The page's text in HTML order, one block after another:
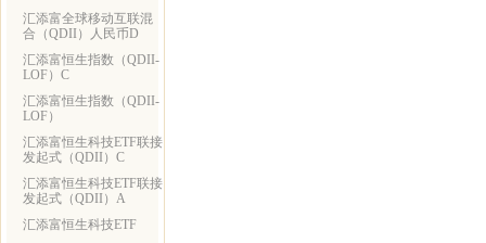
汇添富全球移动互联混
合（QDII）人民币D
汇添富恒生指数（QDII-
LOF）C
汇添富恒生指数（QDII-
LOF）
汇添富恒生科技ETF联接
发起式（QDII）C
汇添富恒生科技ETF联接
发起式（QDII）A
汇添富恒生科技ETF